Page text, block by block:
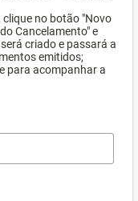
no botão "Novo
Cancelamento" e
criado e passará a
emitidos;
para acompanhar a